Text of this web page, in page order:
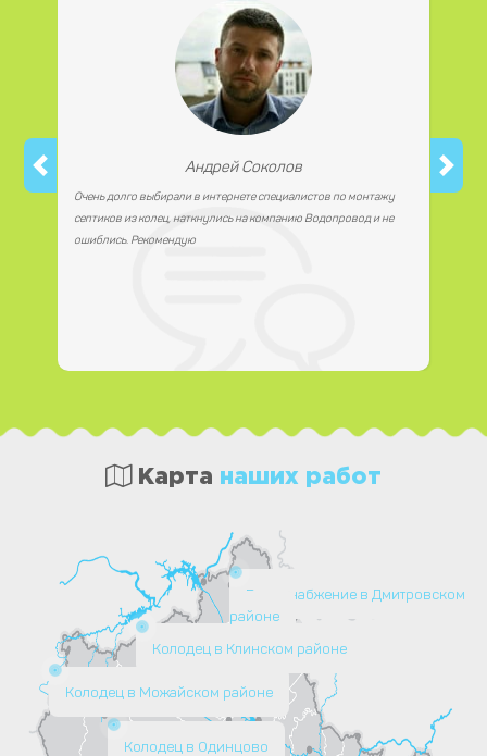
Андрей Соколов
Очень долго выбирали в интернете специалистов по монтажу
септиков из колец, наткнулись на компанию Водопровод и не
ошиблись. Рекомендую
Карта наших работ
Колодец в Одинцово
Колодец в Клинском районе
Колодец в Можайском районе
Водоснабжение в Дмитровском
районе